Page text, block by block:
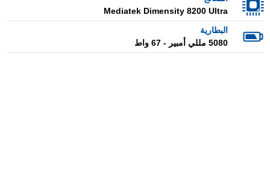
Mediatek Dimensity 8200 Ultra
البطارية
5080 مللي أمبير - 67 واط